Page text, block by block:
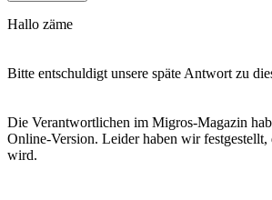
Hallo zäme
Bitte entschuldigt unsere späte Antwort zu
Die Verantwortlichen im Migros-Magazin
Online-Version. Leider haben wir
wird.